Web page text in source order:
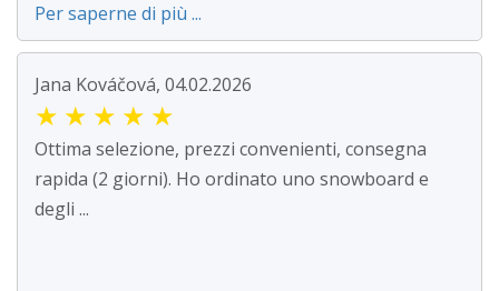
Per saperne di più ...
Jana Kováčová, 04.02.2026
★ ★ ★ ★ ★
Ottima selezione, prezzi convenienti, consegna
rapida (2 giorni). Ho ordinato uno snowboard e
degli ...